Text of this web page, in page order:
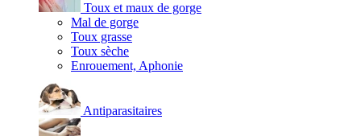
Toux et maux de gorge
Mal de gorge
Toux grasse
Toux sèche
Enrouement, Aphonie
Antiparasitaires